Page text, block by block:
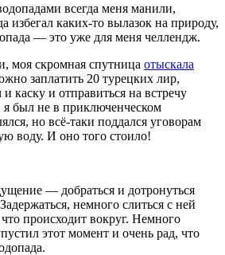
всегда меня манили,
избегал каких-то вылазок на природу,
— это уже для меня челлендж.
моя скромная спутница отыскала
заплатить 20 турецких лир,
каску и отправиться на встречу
я был не в приключенческом
но всё-таки поддался уговорам
воду. И оно того стоило!
— добраться и дотронуться
немного слиться с ней
происходит вокруг. Немного
этот момент и очень рад, что